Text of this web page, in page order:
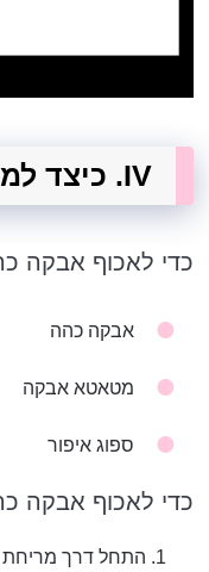
IV. כיצד למרוח אבקה כהה
כדי לאכוף אבקה
אבקה כהה
מטאטא אבקה
ספוג איפור
כדי לאכוף אבקה
התחל דרך מריחת